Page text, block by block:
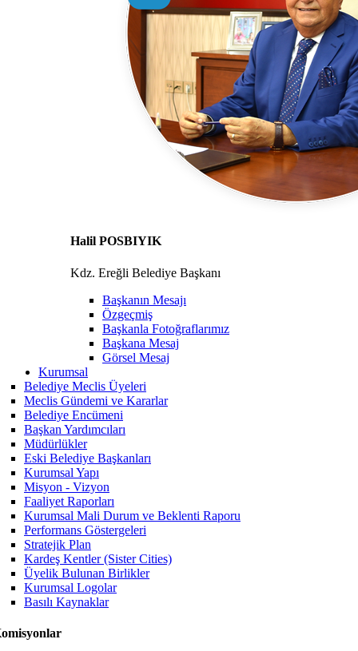
Halil POSBIYIK
Kdz. Ereğli Belediye Başkanı
Başkanın Mesajı
Özgeçmiş
Başkanla Fotoğraflarımız
Başkana Mesaj
Görsel Mesaj
Kurumsal
Belediye Meclis Üyeleri
Meclis Gündemi ve Kararlar
Belediye Encümeni
Başkan Yardımcıları
Müdürlükler
Eski Belediye Başkanları
Kurumsal Yapı
Misyon - Vizyon
Faaliyet Raporları
Kurumsal Mali Durum ve Beklenti Raporu
Performans Göstergeleri
Stratejik Plan
Kardeş Kentler (Sister Cities)
Üyelik Bulunan Birlikler
Kurumsal Logolar
Basılı Kaynaklar